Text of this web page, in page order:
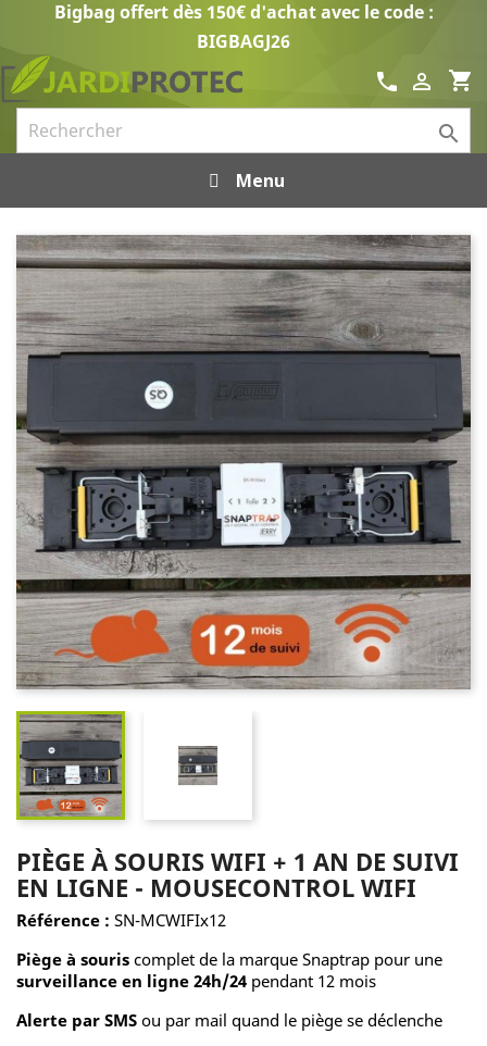
Bigbag offert dès 150€ d'achat avec le code :
BIGBAGJ26
shopping_cart

call

Menu
PIÈGE À SOURIS WIFI + 1 AN DE SUIVI
EN LIGNE - MOUSECONTROL WIFI
Référence : SN-MCWIFIx12
Piège à souris complet de la marque Snaptrap pour une
surveillance en ligne 24h/24 pendant 12 mois
Alerte par SMS ou par mail quand le piège se déclenche